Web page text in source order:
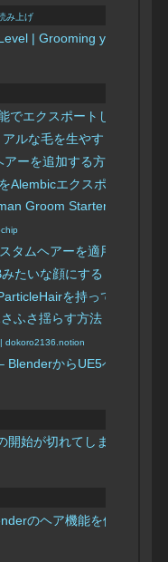
み上げ
| Grooming your
でエクスポートした
ルな毛を生やす
ーを追加する方法
Alembicエクスポート（
Groom Starter + Hair
タムヘアーを適用する
たいな顔にする
を持っていきたい
ふさ揺らす方法
| dokoro2136.notion
BlenderからUE5へのHair
開始が切れてしまいます
のヘア機能を使って、